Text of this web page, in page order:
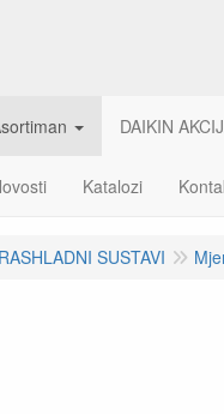
DAIKIN
Katalozi
RASHLADNI SUSTAVI